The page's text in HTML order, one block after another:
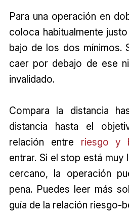
Para una operación en
coloca habitualmente
bajo de los dos mínimos.
caer por debajo de ese
invalidado.
Compara la distancia
distancia hasta el
relación entre riesgo y
entrar. Si el stop está
cercano, la operación
pena. Puedes leer más
guía de la relación riesgo-